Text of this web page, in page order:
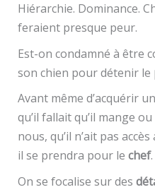
Hiérarchie. Dominance.
feraient presque peur.
Est-on condamné à être
son chien pour détenir le
Avant même d’acquérir
qu’il fallait qu’il mange
nous, qu’il n’ait pas
il se prendra pour le chef.
On se focalise sur des